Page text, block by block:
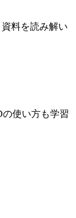
料を読み解い
使い方も学習